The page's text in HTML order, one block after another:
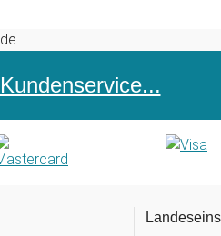
Kundenservice...